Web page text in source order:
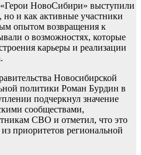
НовоСибири» выступили
но и как активные участники
опытом возвращения к
о возможностях, которые
карьеры и реализации
Новосибирской
политики Роман Бурдин в
подчеркнул значение
сообществами,
СВО и отметил, что это
приоритетов региональной